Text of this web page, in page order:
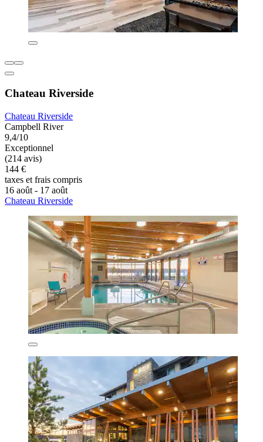
Chateau Riverside
Chateau Riverside
Campbell River
9,4/10
Exceptionnel
(214 avis)
144 €
taxes et frais compris
16 août - 17 août
Chateau Riverside